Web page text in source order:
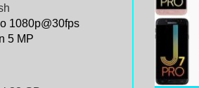
1080p@30fps
5 MP